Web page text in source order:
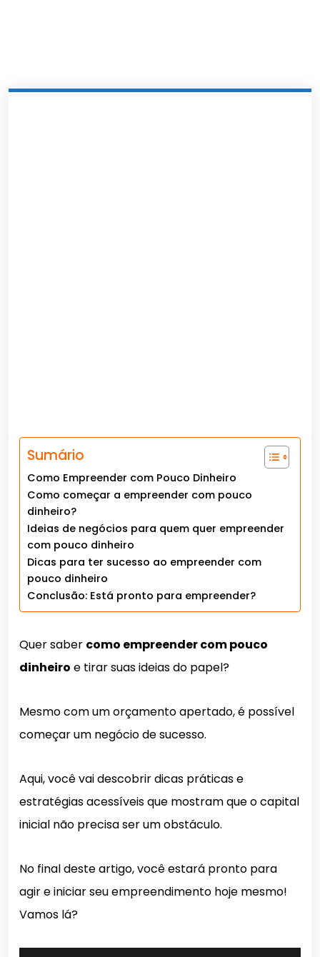
Sumário
Como Empreender com Pouco Dinheiro
Como começar a empreender com pouco
dinheiro?
Ideias de negócios para quem quer empreender
com pouco dinheiro
Dicas para ter sucesso ao empreender com
pouco dinheiro
Conclusão: Está pronto para empreender?
Quer saber como empreender com pouco
dinheiro e tirar suas ideias do papel?
Mesmo com um orçamento apertado, é possível
começar um negócio de sucesso.
Aqui, você vai descobrir dicas práticas e
estratégias acessíveis que mostram que o capital
inicial não precisa ser um obstáculo.
No final deste artigo, você estará pronto para
agir e iniciar seu empreendimento hoje mesmo!
Vamos lá?